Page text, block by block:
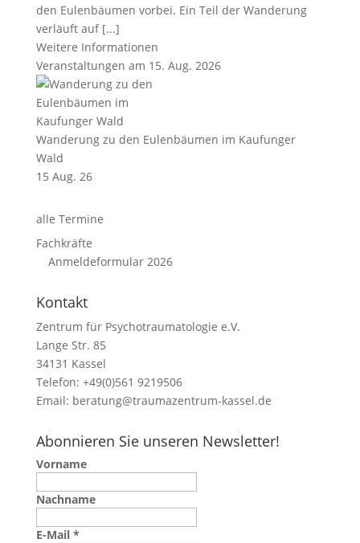
den Eulenbäumen vorbei. Ein Teil der Wanderung
verläuft auf [...]
Weitere Informationen
Veranstaltungen am 15. Aug. 2026
Wanderung zu den Eulenbäumen im Kaufunger
Wald
15 Aug. 26
alle Termine
Fachkräfte
Anmeldeformular 2026
Kontakt
Zentrum für Psychotraumatologie e.V.
Lange Str. 85
34131 Kassel
Telefon: +49(0)561 9219506
Email: beratung@traumazentrum-kassel.de
Abonnieren Sie unseren Newsletter!
Vorname
Nachname
E-Mail *